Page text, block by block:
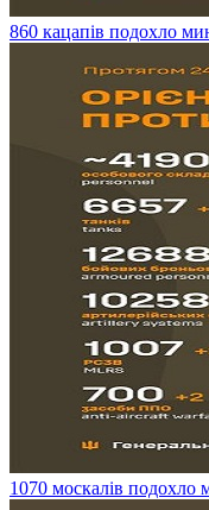
​860 кацапів подохло
​1070 москалів подохло